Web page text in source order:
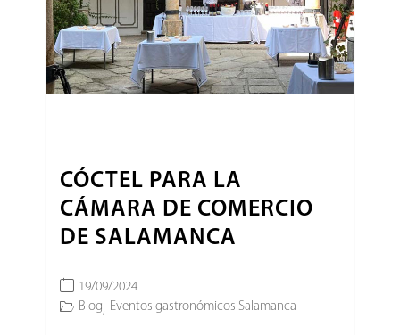
CÓCTEL PARA LA
CÁMARA DE COMERCIO
DE SALAMANCA
19/09/2024
Blog, Eventos gastronómicos Salamanca